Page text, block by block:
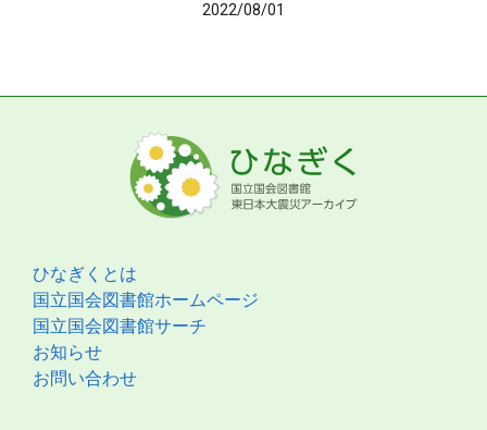
2022/08/01
ひなぎくとは
国立国会図書館ホームページ
国立国会図書館サーチ
お知らせ
お問い合わせ